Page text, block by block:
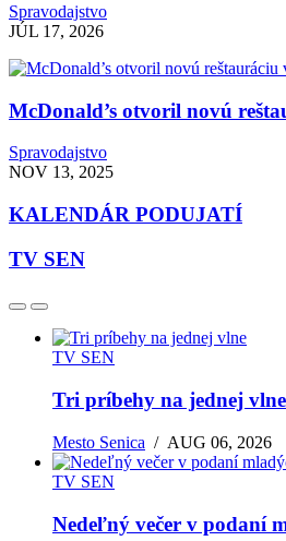
Spravodajstvo
JÚL 17, 2026
McDonald’s otvoril novú
Spravodajstvo
NOV 13, 2025
KALENDÁR PODUJATÍ
TV SEN
TV SEN
Tri príbehy na jednej vlne
Mesto Senica /AUG 06, 2026
TV SEN
Nedeľný večer v podaní